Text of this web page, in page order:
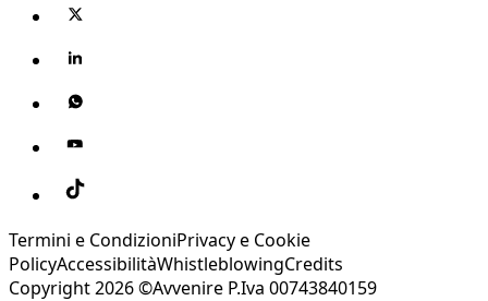
Termini e CondizioniPrivacy e Cookie
PolicyAccessibilitàWhistleblowingCredits
Copyright 2026 ©Avvenire P.Iva 00743840159